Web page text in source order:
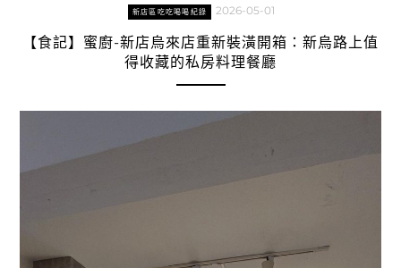
新店區吃吃喝喝紀錄 2026-05-01
【食記】蜜廚-新店烏來店重新裝潢開箱：新烏路上值
得收藏的私房料理餐廳